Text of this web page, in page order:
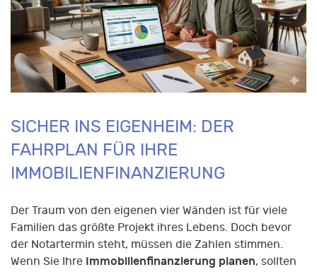
SICHER INS EIGENHEIM: DER
FAHRPLAN FÜR IHRE
IMMOBILIENFINANZIERUNG
Der Traum von den eigenen vier Wänden ist für viele
Familien das größte Projekt ihres Lebens. Doch bevor
der Notartermin steht, müssen die Zahlen stimmen.
Wenn Sie Ihre Immobilienfinanzierung planen, sollten